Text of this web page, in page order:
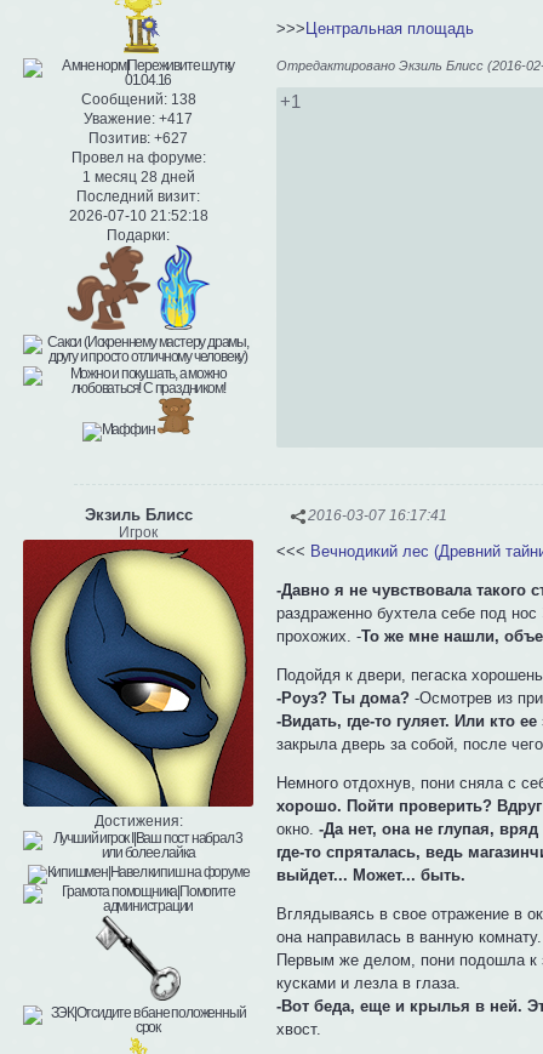
Сообщений:138
Уважение: +417
Позитив: +627
Провел на форуме:
1 месяц 28 дней
Последний визит:
2026-07-10 21:52:18
Подарки:
>>>Центральная площадь
Отредактировано Экзиль Блисс (2016-
+1
2016-03-07 16:17:41
Экзиль Блисс
Игрок
Достижения:
<<< Вечнодикий лес (Древний
-Давно я не чувствовала такого
раздраженно бухтела себе под
прохожих. -То же мне нашли,
Подойдя к двери, пегаска
-Роуз? Ты дома? -Осмотрев из
-Видать, где-то гуляет. Или кто
закрыла дверь за собой, после
Немного отдохнув, пони сняла с
хорошо. Пойти проверить?
окно.-Да нет, она не глупая,
где-то спряталась, ведь
выйдет... Может... быть.
Вглядываясь в свое отражение в
она направилась в ванную комнату.
Первым же делом, пони подошла к
кусками и лезла в глаза.
-Вот беда, еще и крылья в ней.
хвост.